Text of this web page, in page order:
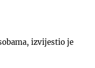
izvijestio je